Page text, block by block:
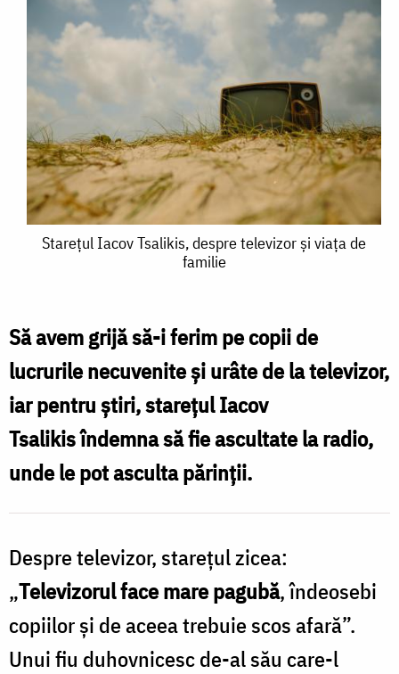
Starețul
despre
televizor
și
viața
de
familie
Starețul Iacov Tsalikis, despre televizor și viața de
familie
Să avem grijă să-i ferim pe copii de
lucrurile necuvenite şi urâte de la televizor,
iar pentru ştiri, stareţul Iacov
Tsalikis îndemna să fie ascultate la radio,
unde le pot asculta părinţii.
Despre televizor, stareţul zicea:
„Televizorul face mare pagubă, îndeosebi
copiilor şi de aceea trebuie scos afară”.
Unui fiu duhovnicesc de-al său care-l